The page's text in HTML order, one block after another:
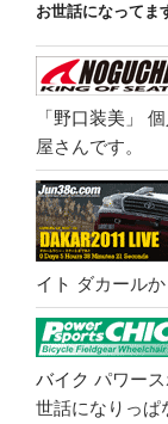
お世話になってま
「野口装美」
屋さんです。
イト ダカール
バイク パワー
世話になりっぱ